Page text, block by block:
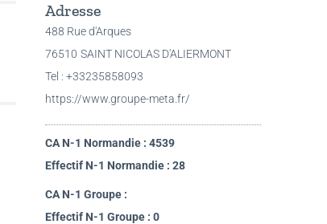
Adresse
488 Rue d'Arques
76510 SAINT NICOLAS D'ALIERMONT
Tel : +33235858093
https://www.groupe-meta.fr/
CA N-1 Normandie : 4539
Effectif N-1 Normandie : 28
CA N-1 Groupe :
Effectif N-1 Groupe : 0